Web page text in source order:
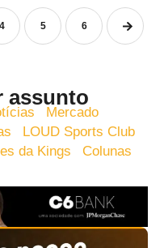
4 5 6
assunto
Mercado
LOUD Sports Club
da Kings Colunas